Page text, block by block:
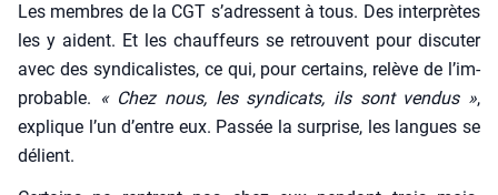
Les membres de la CGT s’a­dressent à tous. Des inter­prètes
les y aident. Et les chauf­feurs se retrouvent pour dis­cu­ter
avec des syn­di­ca­listes, ce qui, pour cer­tains, relève de l’im­
pro­bable. « Chez nous, les syn­di­cats, ils sont ven­dus »,
explique l’un d’entre eux. Pas­sée la sur­prise, les langues se
délient.